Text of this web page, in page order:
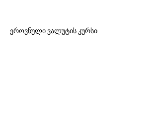
ეროვნული ვალუტის კურსი